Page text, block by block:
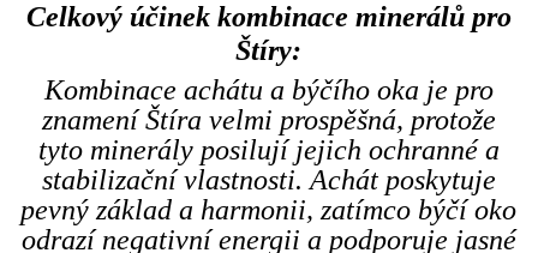
Celkový účinek kombinace minerálů pro
Štíry:
Kombinace achátu a býčího oka je pro
znamení Štíra velmi prospěšná, protože
tyto minerály posilují jejich ochranné a
stabilizační vlastnosti. Achát poskytuje
pevný základ a harmonii, zatímco býčí oko
odrazí negativní energii a podporuje jasné